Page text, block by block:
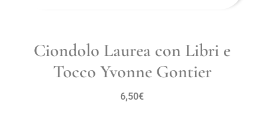
Ciondolo Laurea con Libri e
Tocco Yvonne Gontier
6,50€